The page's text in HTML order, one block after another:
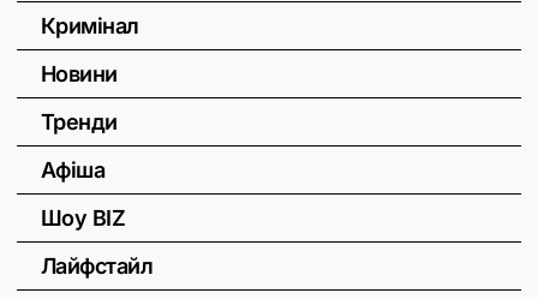
Кримінал
Новини
Тренди
Афіша
Шоу BIZ
Лайфстайл